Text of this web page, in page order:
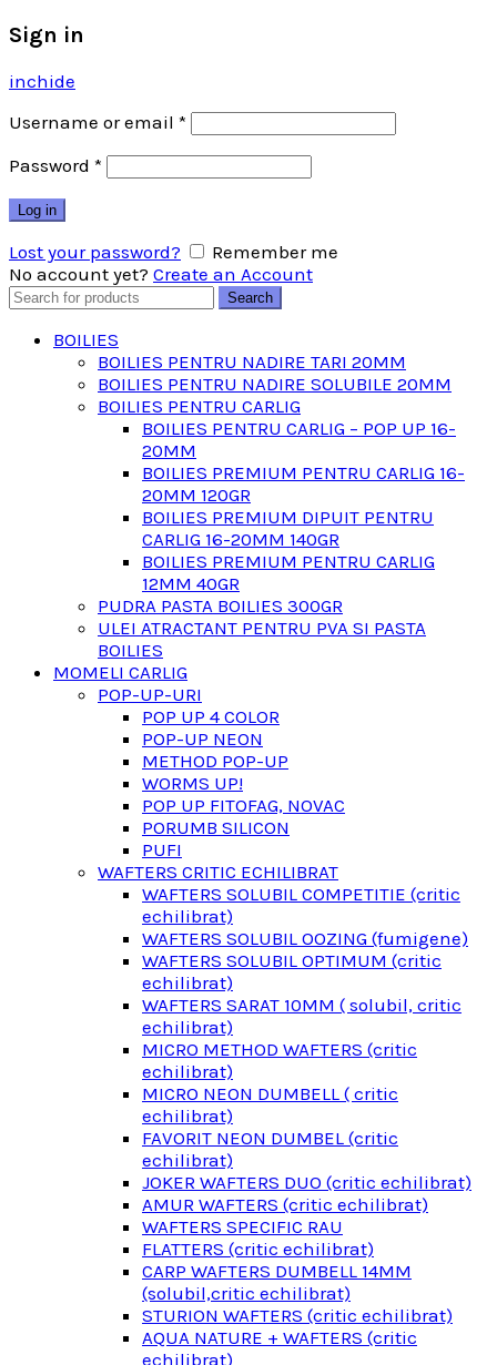
Sign in
inchide
Username or email *
Password *
Log in
Lost your password?
Remember me
No account yet? Create an Account
Search
Search
BOILIES
BOILIES PENTRU NADIRE TARI 20MM
BOILIES PENTRU NADIRE SOLUBILE 20MM
BOILIES PENTRU CARLIG
BOILIES PENTRU CARLIG – POP UP 16-
20MM
BOILIES PREMIUM PENTRU CARLIG 16-
20MM 120GR
BOILIES PREMIUM DIPUIT PENTRU
CARLIG 16-20MM 140GR
BOILIES PREMIUM PENTRU CARLIG
12MM 40GR
PUDRA PASTA BOILIES 300GR
ULEI ATRACTANT PENTRU PVA SI PASTA
BOILIES
MOMELI CARLIG
POP-UP-URI
POP UP 4 COLOR
POP-UP NEON
METHOD POP-UP
WORMS UP!
POP UP FITOFAG, NOVAC
PORUMB SILICON
PUFI
WAFTERS CRITIC ECHILIBRAT
WAFTERS SOLUBIL COMPETITIE (critic
echilibrat)
WAFTERS SOLUBIL OOZING (fumigene)
WAFTERS SOLUBIL OPTIMUM (critic
echilibrat)
WAFTERS SARAT 10MM ( solubil, critic
echilibrat)
MICRO METHOD WAFTERS (critic
echilibrat)
MICRO NEON DUMBELL ( critic
echilibrat)
FAVORIT NEON DUMBEL (critic
echilibrat)
JOKER WAFTERS DUO (critic echilibrat)
AMUR WAFTERS (critic echilibrat)
WAFTERS SPECIFIC RAU
FLATTERS (critic echilibrat)
CARP WAFTERS DUMBELL 14MM
(solubil,critic echilibrat)
STURION WAFTERS (critic echilibrat)
AQUA NATURE + WAFTERS (critic
echilibrat)